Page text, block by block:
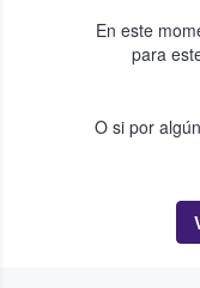
En este
para
O si por